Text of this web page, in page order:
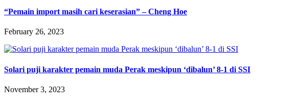
“Pemain import masih cari keserasian” – Cheng Hoe
February 26, 2023
Solari puji karakter pemain muda Perak meskipun ‘dibalun’ 8-1 di SSI
November 3, 2023